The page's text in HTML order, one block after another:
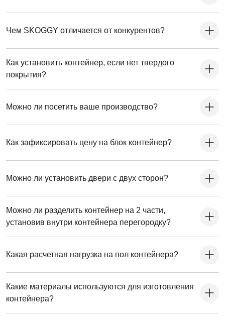
Чем SKOGGY отличается от конкурентов?
Как установить контейнер, если нет твердого
покрытия?
Можно ли посетить ваше производство?
Как зафиксировать цену на блок контейнер?
Можно ли установить двери с двух сторон?
Можно ли разделить контейнер на 2 части,
установив внутри контейнера перегородку?
Какая расчетная нагрузка на пол контейнера?
Какие материалы используются для изготовления
контейнера?